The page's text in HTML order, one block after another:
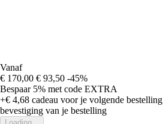
Vanaf
€ 170,00 € 93,50 -45%
Bespaar 5% met code EXTRA
+€ 4,68 cadeau voor je volgende bestelling
bevestiging van je bestelling